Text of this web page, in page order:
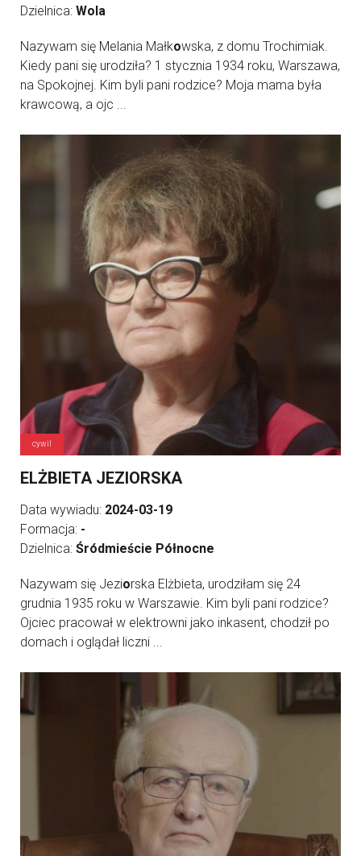
Dzielnica: Wola
Nazywam się Melania Małkowska, z domu Trochimiak.
Kiedy pani się urodziła? 1 stycznia 1934 roku, Warszawa,
na Spokojnej. Kim byli pani rodzice? Moja mama była
krawcową, a ojc ...
cywil
ELŻBIETA JEZIORSKA
Data wywiadu: 2024-03-19
Formacja: -
Dzielnica: Śródmieście Północne
Nazywam się Jeziorska Elżbieta, urodziłam się 24
grudnia 1935 roku w Warszawie. Kim byli pani rodzice?
Ojciec pracował w elektrowni jako inkasent, chodził po
domach i oglądał liczni ...